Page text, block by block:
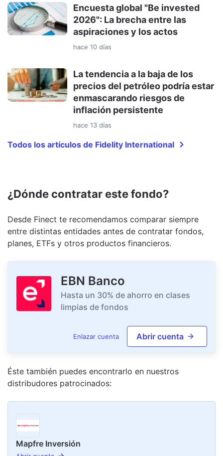
Encuesta global "Be invested
2026": La brecha entre las
aspiraciones y los actos
hace 10 días
La tendencia a la baja de los
precios del petróleo podría estar
enmascarando riesgos de
inflación persistente
hace 13 días
Todos los artículos de Fidelity International
¿Dónde contratar este fondo?
Desde Finect te recomendamos comparar siempre
entre distintas entidades antes de contratar fondos,
planes, ETFs y otros productos financieros.
EBN Banco
Hasta un 30% de ahorro en clases
limpias de fondos
Enlazar cuenta Abrir cuenta
Éste también puedes encontrarlo en nuestros
distribudores patrocinados:
Mapfre Inversión